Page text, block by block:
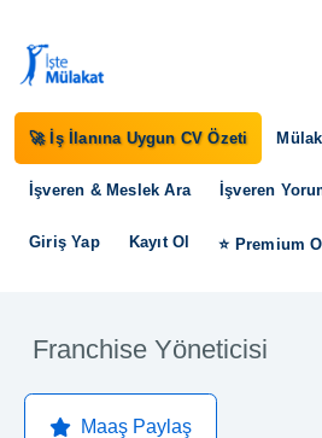
🚀 İş İlanına Uygun CV Özeti
İşveren & Meslek Ara İşveren
Giriş Yap Kayıt Ol ⭐ Premium Ol
Franchise Yöneticisi
Maaş Paylaş